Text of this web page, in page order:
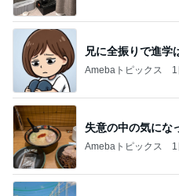
兄に全振りで進学
Amebaトピックス
失意の中の気にな
Amebaトピックス